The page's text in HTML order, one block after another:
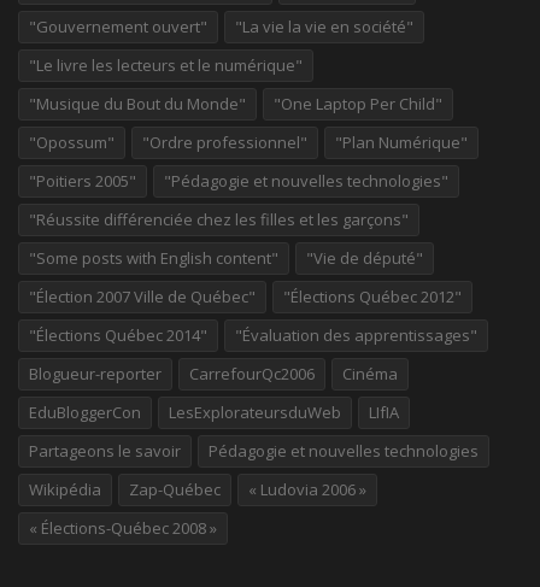
"Gouvernement ouvert"
"La vie la vie en société"
"Le livre les lecteurs et le numérique"
"Musique du Bout du Monde"
"One Laptop Per Child"
"Opossum"
"Ordre professionnel"
"Plan Numérique"
"Poitiers 2005"
"Pédagogie et nouvelles technologies"
"Réussite différenciée chez les filles et les garçons"
"Some posts with English content"
"Vie de député"
"Élection 2007 Ville de Québec"
"Élections Québec 2012"
"Élections Québec 2014"
"Évaluation des apprentissages"
Blogueur-reporter
CarrefourQc2006
Cinéma
EduBloggerCon
LesExplorateursduWeb
LIfIA
Partageons le savoir
Pédagogie et nouvelles technologies
Wikipédia
Zap-Québec
« Ludovia 2006 »
« Élections-Québec 2008 »